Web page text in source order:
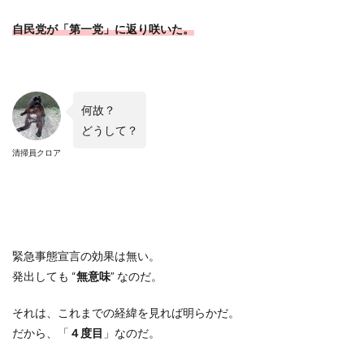
自民党が「第一党」に返り咲いた。
清掃員クロア
何故？
どうして？
緊急事態宣言の効果は無い。
発出しても “無意味” なのだ。
それは、これまでの経緯を見れば明らかだ。
だから、「 ４度目 」なのだ。